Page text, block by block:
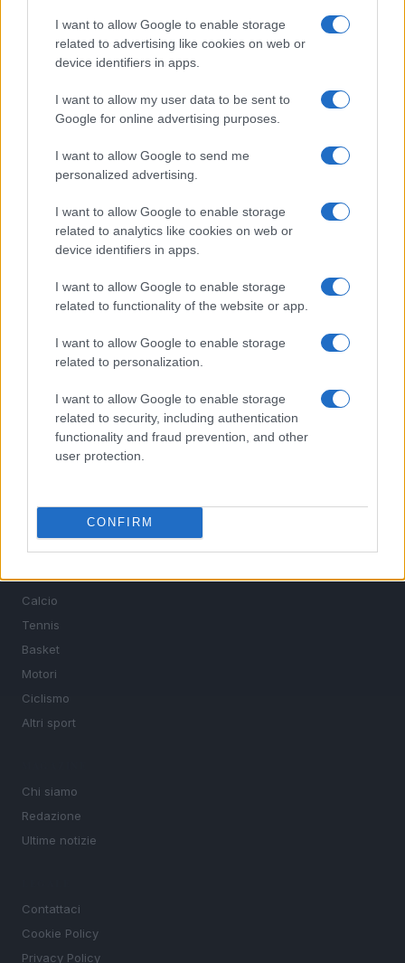
I want to allow Google to enable storage
related to advertising like cookies on web or
device identifiers in apps.
I want to allow my user data to be sent to
Google for online advertising purposes.
I want to allow Google to send me
personalized advertising.
I want to allow Google to enable storage
related to analytics like cookies on web or
device identifiers in apps.
I want to allow Google to enable storage
related to functionality of the website or app.
I want to allow Google to enable storage
related to personalization.
I want to allow Google to enable storage
related to security, including authentication
functionality and fraud prevention, and other
user protection.
CONFIRM
Chouchaa: chi è il calciatore algerino?
estiva in diretta
Lazio e Milan: tutti gli ex calciatori che hanno
A quanto ammonta il patrimonio di Andrea Pirlo?
Il patrimonio di Alex Del Piero: tutti i guadagni di
Pinturicchio
Sportmagazine: notizie, approfondimenti e classifiche su
calcio, basket, tennis, ciclismo, motori, Formula 1,
MotoGP e Olimpiadi. Le ultime news dalle competizioni
nazionali e internazionali, gli highlight delle partite, le
Calcio
Tennis
Basket
Motori
Ciclismo
Altri sport
Chi siamo
Redazione
Ultime notizie
Contattaci
Cookie Policy
Privacy Policy